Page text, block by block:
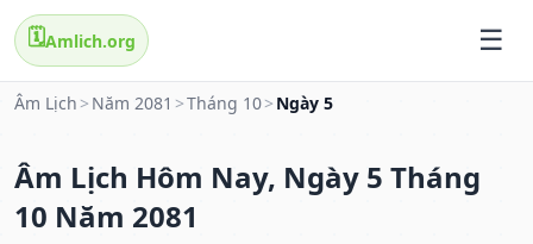
🗓️Amlich.org
Âm Lịch > Năm 2081 >Tháng 10> Ngày 5
Âm Lịch Hôm Nay, Ngày 5 Tháng
10 Năm 2081